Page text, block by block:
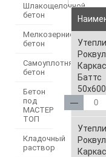
Шлакощелочной
бетон
Мелкозернистый
бетон
Самоуплотняющийся
бетон
Бетон
под
МАСТЕР
ТОП
Кладочный
раствор
Роквул
Каркас
Баттс
—
Роквул
Каркас